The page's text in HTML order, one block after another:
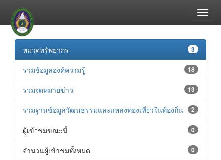
3
หมวดทรัพยากร
18
รวมข้อมูลองค์ความรู้
13
รวมจดหมายข่าว
2
รวมฐานข้อมูลวัฒนธรรมและแหล่งท่องเที่ยวในท้องถิ่น
0
ผู้เข้าชมขณะนี้
0
จำนวนผู้เข้าชมทั้งหมด